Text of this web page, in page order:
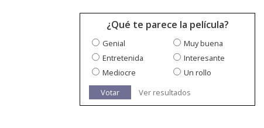
¿Qué te parece la película?
Genial
Muy buena
Entretenida
Interesante
Mediocre
Un rollo
Votar
Ver resultados